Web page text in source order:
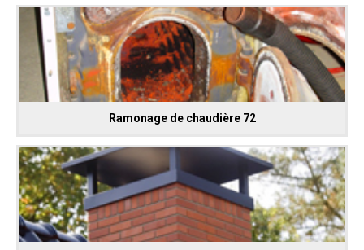
Ramonage de chaudière 72